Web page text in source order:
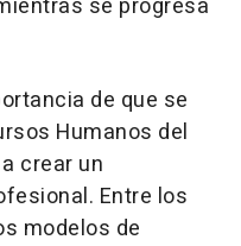
se progresa
de que se
Humanos del
crear un
Entre los
modelos de